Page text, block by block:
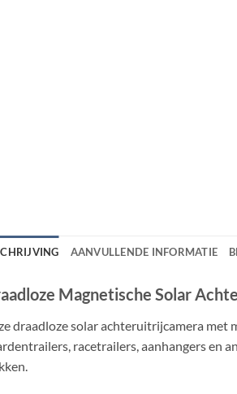
AANVULLENDE INFORMATIE
Magnetische Solar
draadloze solar achteruitrijcamera met
racetrailers, aanhangers en